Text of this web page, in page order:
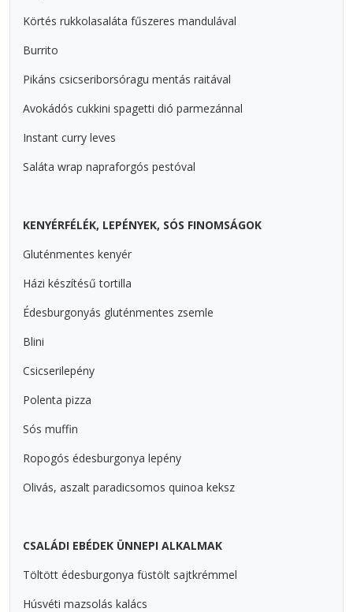
Körtés rukkolasaláta fűszeres mandulával
Burrito
Pikáns csicseriborsóragu mentás raitával
Avokádós cukkini spagetti dió parmezánnal
Instant curry leves
Saláta wrap napraforgós pestóval
KENYÉRFÉLÉK, LEPÉNYEK, SÓS FINOMSÁGOK
Gluténmentes kenyér
Házi készítésű tortilla
Édesburgonyás gluténmentes zsemle
Blini
Csicserilepény
Polenta pizza
Sós muffin
Ropogós édesburgonya lepény
Olivás, aszalt paradicsomos quinoa keksz
CSALÁDI EBÉDEK ÜNNEPI ALKALMAK
Töltött édesburgonya füstölt sajtkrémmel
Húsvéti mazsolás kalács